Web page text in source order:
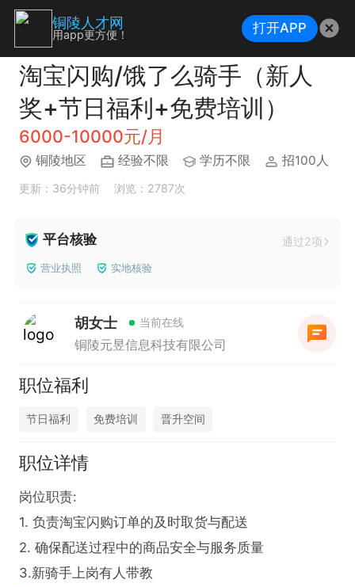
淘宝闪购/饿了么骑手（新人
奖+节日福利+免费培训）
6000-10000元/月
铜陵地区 经验不限 学历不限 招100人
更新：36分钟前 浏览：2787次
平台核验 通过2项
营业执照 实地核验
胡女士 当前在线
铜陵元昱信息科技有限公司
职位福利
节日福利 免费培训 晋升空间
职位详情
岗位职责:
1. 负责淘宝闪购订单的及时取货与配送
2. 确保配送过程中的商品安全与服务质量
3.新骑手上岗有人带教
铜陵人才网
用app更方便！ 打开APP